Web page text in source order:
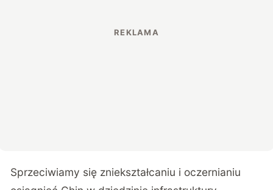
Sprzeciwiamy się zniekształcaniu i oczernianiu